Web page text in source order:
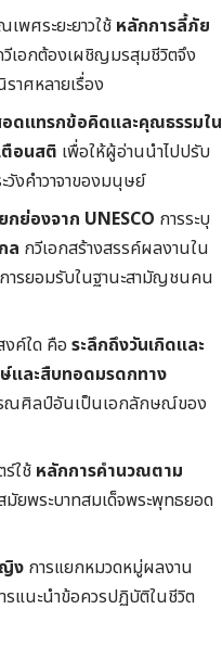
พศระยะยาวใช้ หลักการลี้ภัย
เอกต้องเผชิญมรสุมชีวิตจึง
าศหลายเรื่อง
ดแทรกข้อคิดและคุณธรรมใน
ตือนสติ เพื่อให้ผู้อ่านนำไปปรับ
วังคำวาจาของมนุษย์
ย่องจาก UNESCO การระบุ
ล กวีเอกสร้างสรรค์ผลงานใน
ารยอมรับในฐานะสามัญชนคน
ค์ใด คือ ระลึกถึงวันเกิดและ
และสืบทอดมรดกทาง
รณศิลป์อันเป็นเอกลักษณ์ของ
ร์ใช้ หลักการคำนวณตาม
ยพระบาทสมเด็จพระพุทธยอด
ง การแยกหมวดหมู่ผลงาน
รแนะนำข้อควรปฏิบัติในชีวิต